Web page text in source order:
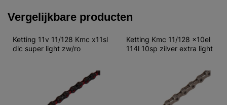
Vergelijkbare producten
Ketting 11v 11/128 Kmc x11sl
dlc super light zw/ro
Ketting Kmc 11/128 x10el
114l 10sp zilver extra light